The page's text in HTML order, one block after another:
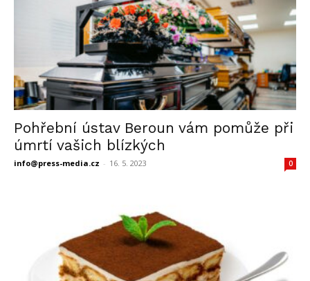
Pohřební ústav Beroun vám pomůže při
úmrtí vašich blízkých
info@press-media.cz - 16. 5. 2023 0